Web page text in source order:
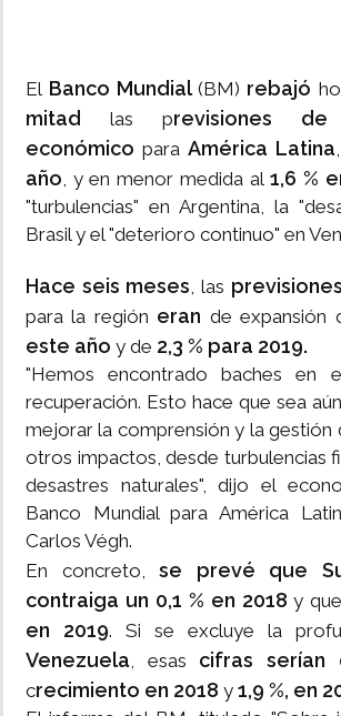
El Banco Mundial(BM) rebajó
mitad
las previsiones de
económico para América Latina
año, y en menor medida al 1,6 %
"turbulencias" en Argentina, la
Brasil y el "deterioro continuo" en
Hace seis meses, las previsiones
para la región eran de expansión
este año y de 2,3 % para 2019.
"Hemos encontrado baches en
recuperación. Esto hace que sea
mejorar la comprensión y la gestión
otros impactos, desde turbulencias
desastres naturales", dijo el
Banco Mundial para América
Carlos Végh.
En concreto, se prevé que
contraiga un 0,1 % en 2018y que
en 2019. Si se excluye la
Venezuela, esas cifras serían
crecimiento en 2018 y 1,9 %, en